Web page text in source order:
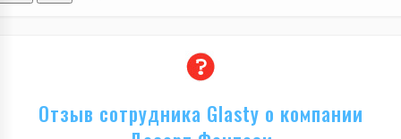
Отзыв сотрудника Glasty о компании